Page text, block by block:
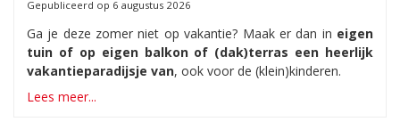
Gepubliceerd op 6 augustus 2026
Ga je deze zomer niet op vakantie? Maak er dan in eigen
tuin of op eigen balkon of (dak)terras een heerlijk
vakantieparadijsje van, ook voor de (klein)kinderen.
Lees meer...